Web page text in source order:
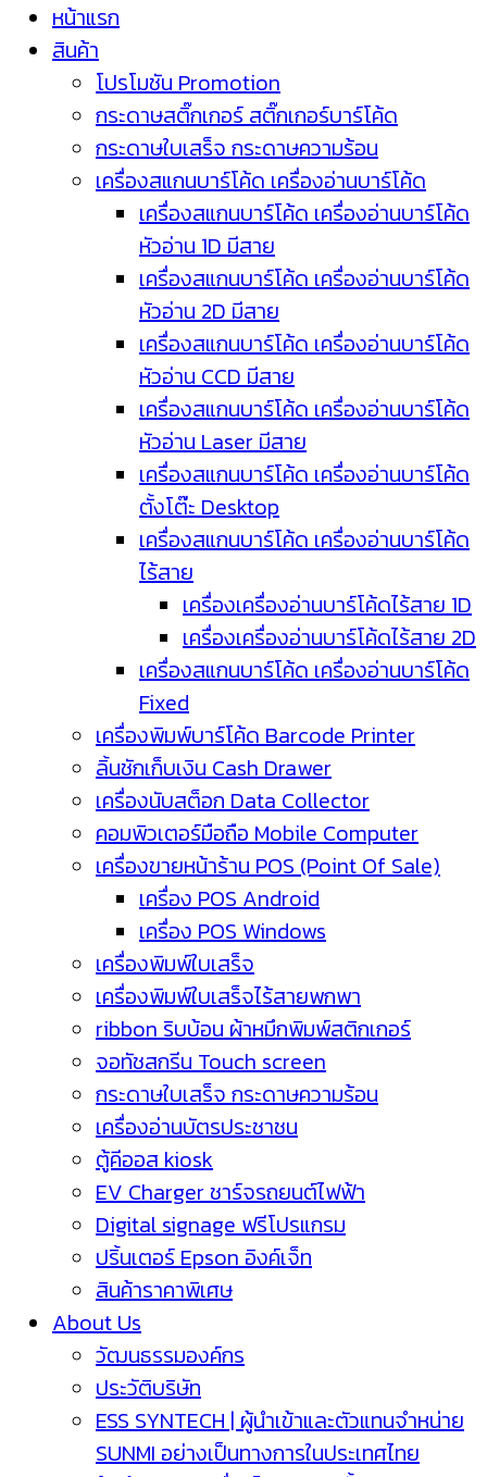
หน้าแรก
สินค้า
โปรโมชัน Promotion
กระดาษสติ๊กเกอร์ สติ๊กเกอร์บาร์โค้ด
กระดาษใบเสร็จ กระดาษความร้อน
เครื่องสแกนบาร์โค้ด เครื่องอ่านบาร์โค้ด
เครื่องสแกนบาร์โค้ด เครื่องอ่านบาร์โค้ด
หัวอ่าน 1D มีสาย
เครื่องสแกนบาร์โค้ด เครื่องอ่านบาร์โค้ด
หัวอ่าน 2D มีสาย
เครื่องสแกนบาร์โค้ด เครื่องอ่านบาร์โค้ด
หัวอ่าน CCD มีสาย
เครื่องสแกนบาร์โค้ด เครื่องอ่านบาร์โค้ด
หัวอ่าน Laser มีสาย
เครื่องสแกนบาร์โค้ด เครื่องอ่านบาร์โค้ด
ตั้งโต๊ะ Desktop
เครื่องสแกนบาร์โค้ด เครื่องอ่านบาร์โค้ด
ไร้สาย
เครื่องเครื่องอ่านบาร์โค้ดไร้สาย 1D
เครื่องเครื่องอ่านบาร์โค้ดไร้สาย 2D
เครื่องสแกนบาร์โค้ด เครื่องอ่านบาร์โค้ด
Fixed
เครื่องพิมพ์บาร์โค้ด Barcode Printer
ลิ้นชักเก็บเงิน Cash Drawer
เครื่องนับสต็อก Data Collector
คอมพิวเตอร์มือถือ Mobile Computer
เครื่องขายหน้าร้าน POS (Point Of Sale)
เครื่อง POS Android
เครื่อง POS Windows
เครื่องพิมพ์ใบเสร็จ
เครื่องพิมพ์ใบเสร็จไร้สายพกพา
ribbon ริบบ้อน ผ้าหมึกพิมพ์สติกเกอร์
จอทัชสกรีน Touch screen
กระดาษใบเสร็จ กระดาษความร้อน
เครื่องอ่านบัตรประชาชน
ตู้คีออส kiosk
EV Charger ชาร์จรถยนต์ไฟฟ้า
Digital signage ฟรีโปรแกรม
ปริ้นเตอร์ Epson อิงค์เจ็ท
สินค้าราคาพิเศษ
About Us
วัฒนธรรมองค์กร
ประวัติบริษัท
ESS SYNTECH | ผู้นำเข้าและตัวแทนจำหน่าย
SUNMI อย่างเป็นทางการในประเทศไทย